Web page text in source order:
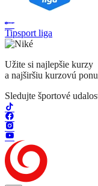
Tipsport liga
Užite si najlepšie kurzy
a najširšiu kurzovú
Sledujte športové